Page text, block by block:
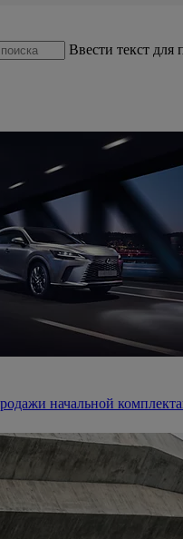
Ввести текст для
начальной